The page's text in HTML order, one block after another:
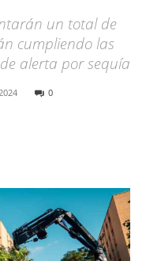
un total de
cumpliendo las
alerta por sequía
0